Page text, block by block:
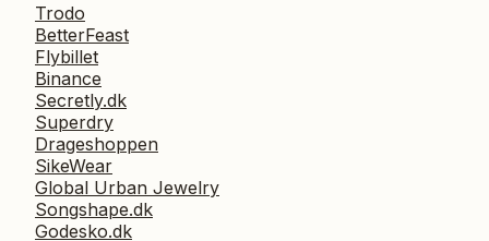
Trodo
BetterFeast
Flybillet
Binance
Secretly.dk
Superdry
Drageshoppen
SikeWear
Global Urban Jewelry
Songshape.dk
Godesko.dk